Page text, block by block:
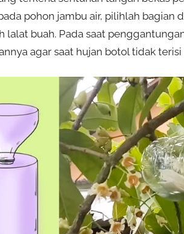
pohon jambu air, pilihlah bagian
lalat buah. Pada saat
agar saat hujan botol tidak terisi